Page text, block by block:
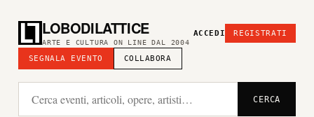
LOBODILATTICE
ARTE E CULTURA ON LINE DAL 2004
SEGNALA EVENTO COLLABORA
ACCEDI REGISTRATI
CERCA